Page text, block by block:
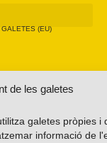
de les galetes
galetes pròpies i
informació de
(EU)